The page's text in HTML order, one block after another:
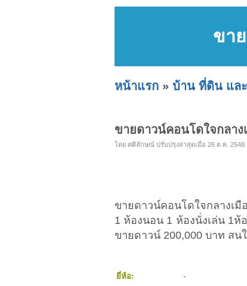
ขา
หน้าแรก » บ้าน ที่ดิน แล
ขายดาวน์คอนโดใจกลาง
โดย ศศิลักษณ์ ปรับปรุงล่าสุดเมื่อ 26 ต.ค. 2548.
ขายดาวน์คอนโดใจกลางเมื
1 ห้องนอน 1 ห้องนั่งเล่น 1ห้
ขายดาวน์ 200,000 บาท สน
ยี่ห้อ: -